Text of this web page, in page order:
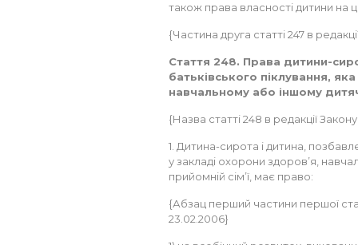
також права власності дитини на
{Частина друга статті 247 в
Стаття 248. Права дитини-
батьківського піклування,
навчальному або іншому
{Назва статті 248 в редакції
1. Дитина-сирота і дитина,
у закладі охорони здоров’я,
прийомній сім’ї, має право:
{Абзац перший частини першої
23.02.2006}